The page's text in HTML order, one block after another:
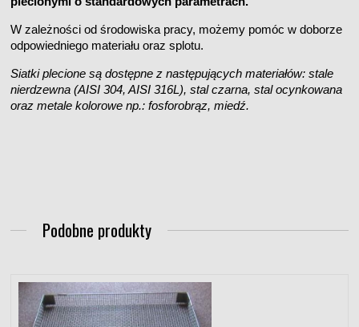
W zależności od środowiska pracy, możemy pomóc w doborze
odpowiedniego materiału oraz splotu.
Siatki plecione są dostępne z następujących materiałów: stale
nierdzewna (AISI 304, AISI 316L), stal czarna, stal ocynkowana
oraz metale kolorowe np.: fosforobrąz, miedź.
Podobne produkty